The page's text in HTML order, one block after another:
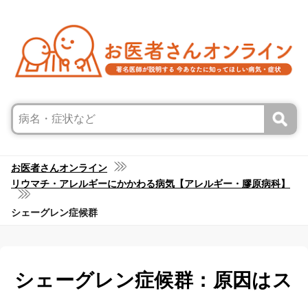
お医者さんオンライン
リウマチ・アレルギーにかかわる病気【アレルギー・膠原病科】
シェーグレン症候群
シェーグレン症候群：原因はス